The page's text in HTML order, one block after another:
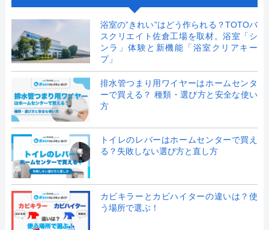
浴室の”きれい”はどう作られる？TOTOバ
スクリエイト佐倉工場を取材。浴室「シ
ンラ」体験と新機能「浴室クリアキー
プ」
排水管つまり用ワイヤーはホームセンタ
ーで買える？ 種類・選び方と安全な使い
方
トイレのレバーはホームセンターで買え
る？失敗しない選び方と直し方
カビキラーとカビハイターの違いは？使
う場所で選ぶ！